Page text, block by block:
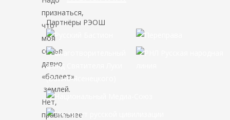
признаться,
что
моя
семья
давно
«болеет»
землей.
Нет,
правильнее
Партнёры РЭОШ